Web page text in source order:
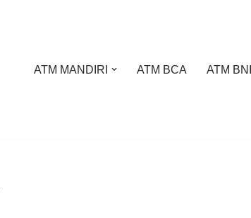
ATM MANDIRI ATM BCA ATM BNI